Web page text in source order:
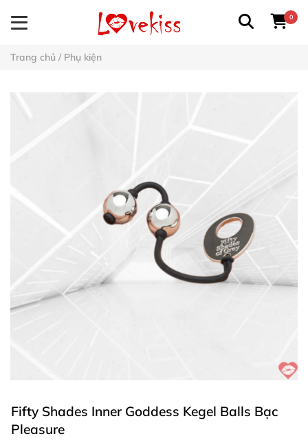
0
Trang chủ / Phụ kiện
Fifty Shades Inner Goddess Kegel Balls Bạc
Pleasure